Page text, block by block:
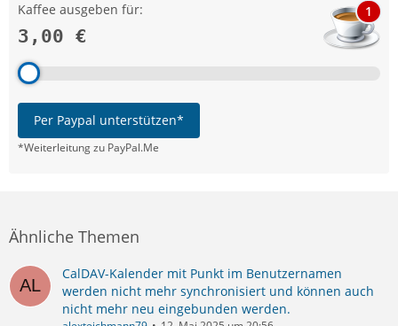
Kaffee ausgeben für:
3,00 €
1
Per Paypal unterstützen*
*Weiterleitung zu PayPal.Me
Ähnliche Themen
CalDAV-Kalender mit Punkt im Benutzernamen
werden nicht mehr synchronisiert und können auch
nicht mehr neu eingebunden werden.